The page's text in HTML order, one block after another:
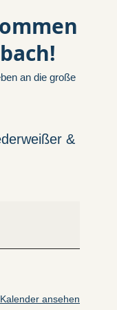
an die große
&
ansehen